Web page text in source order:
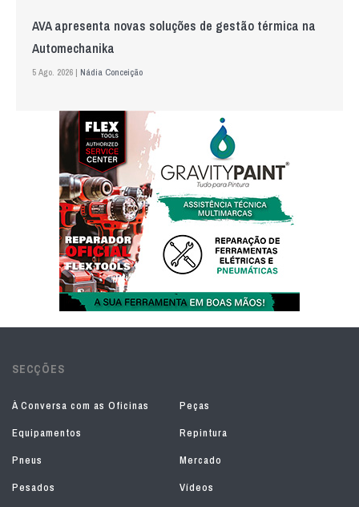
AVA apresenta novas soluções de gestão térmica na
Automechanika
5 Ago. 2026 | Nádia Conceição
SECÇÕES
À Conversa com as Oficinas
Peças
Equipamentos
Repintura
Pneus
Mercado
Pesados
Vídeos